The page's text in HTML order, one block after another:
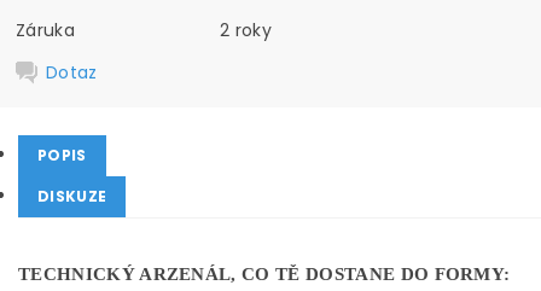
Záruka
2 roky
Dotaz
POPIS
DISKUZE
TECHNICKÝ ARZENÁL, CO TĚ DOSTANE DO FORMY: